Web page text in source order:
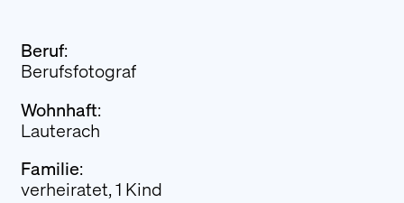
Trauerwanderung
Literatur
Presseberichte
FAQ
Login
Beruf:
Berufsfotograf
Wohnhaft:
Lauterach
Familie:
verheiratet, 1 Kind